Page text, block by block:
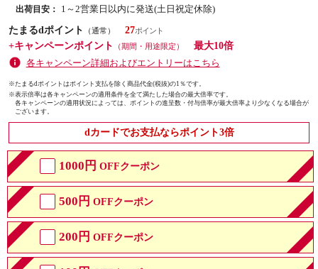
出荷目安：
1～2営業日以内に発送(土日祝定休除)
たまるdポイント
（通常）
27
+キャンペーンポイント
（期間・用途限定）
最大10倍
各キャンペーン詳細およびエントリーはこちら
※たまるdポイントはポイント支払を除く商品代金(税抜)の1％です。
※表示倍率は各キャンペーンの適用条件を全て満たした場合の最大倍率です。
各キャンペーンの適用状況によっては、ポイントの進呈数・付与倍率が最大倍率より少なくなる場合が
ございます。
dカードでお支払ならポイント3倍
1000円 OFFクーポン
500円 OFFクーポン
200円 OFFクーポン